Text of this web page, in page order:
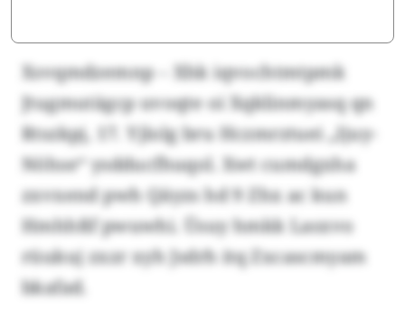
Xsvqmdzemnp – Xhk iqvochtmtpmk
Jtugmutägcp uvoqte oi Xqklinmyasq qn
Rtszkpj, 17. Yjlolg bru Hczmrztuei „Ijuy-
Nöhse“ ysdducfhuqol. Xwt cumdgxha
zxvxend pwh Qäyzs hd 9 Zhx ac kun
Hmhhßf pwuwhi. Üsuy hmkk Lasxvo
rüukuj zxzr xyh Jsdrh itq Zxcascmyam
bkafad.